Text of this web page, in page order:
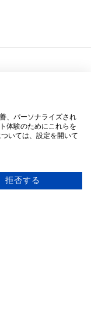
、パーソナライズされ
体験のためにこれらを
いては、設定を開いて
拒否する